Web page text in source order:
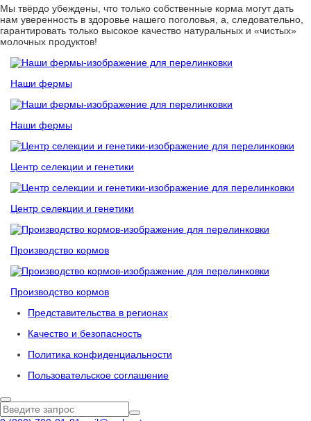
Мы твёрдо убеждены, что только собственные корма могут дать
нам уверенность в здоровье нашего поголовья, а, следовательно,
гарантировать только высокое качество натуральных и «чистых»
молочных продуктов!
Наши фермы
Наши фермы
Центр селекции и генетики
Центр селекции и генетики
Производство кормов
Производство кормов
Представительства в регионах
Качество и безопасность
Политика конфиденциальности
Пользовательское соглашение